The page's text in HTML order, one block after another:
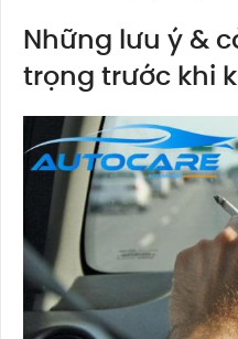
Những lưu ý &
trọng trước khi